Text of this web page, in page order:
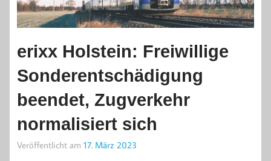
erixx Holstein: Freiwillige
Sonderentschädigung
beendet, Zugverkehr
normalisiert sich
Veröffentlicht am 17. März 2023